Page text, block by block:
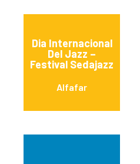
Dia Internacional
Del Jazz –
Festival Sedajazz
Alfafar